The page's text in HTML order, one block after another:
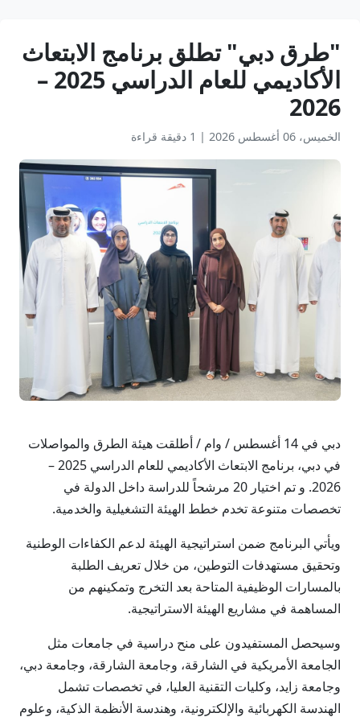
"طرق دبي" تطلق برنامج الابتعاث
الأكاديمي للعام الدراسي 2025 –
2026
الخميس، 06 أغسطس 2026 | 1 دقيقة قراءة
دبي في 14 أغسطس / وام / أطلقت هيئة الطرق والمواصلات
في دبي، برنامج الابتعاث الأكاديمي للعام الدراسي 2025 –
2026. و تم اختيار 20 مرشحاً للدراسة داخل الدولة في
تخصصات متنوعة تخدم خطط الهيئة التشغيلية والخدمية.
ويأتي البرنامج ضمن استراتيجية الهيئة لدعم الكفاءات الوطنية
وتحقيق مستهدفات التوطين، من خلال تعريف الطلبة
بالمسارات الوظيفية المتاحة بعد التخرج وتمكينهم من
المساهمة في مشاريع الهيئة الاستراتيجية.
وسيحصل المستفيدون على منح دراسية في جامعات مثل
الجامعة الأمريكية في الشارقة، وجامعة الشارقة، وجامعة دبي،
وجامعة زايد، وكليات التقنية العليا، في تخصصات تشمل
الهندسة الكهربائية والإلكترونية، وهندسة الأنظمة الذكية، وعلوم